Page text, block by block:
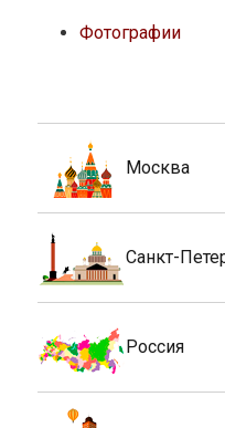
Фотографии
Москва
Санкт-
Россия